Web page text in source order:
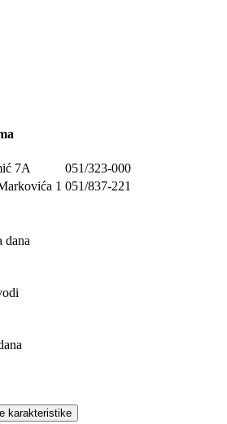
7A
051/323-000
1 051/837-221
dana
karakteristike